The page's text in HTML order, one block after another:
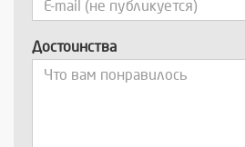
Достоинства